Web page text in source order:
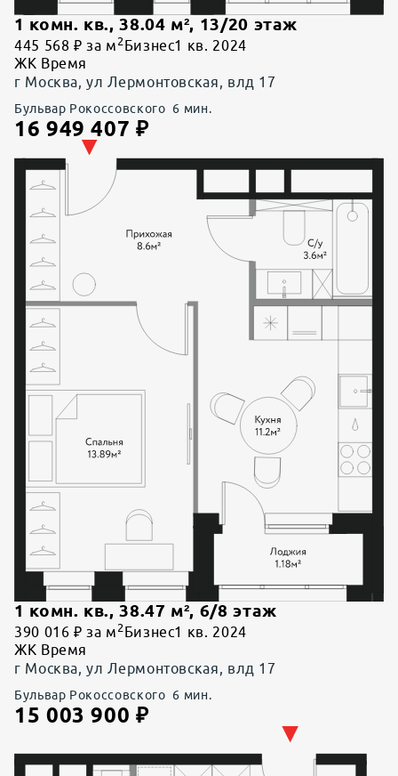
1 комн. кв., 38.04 м², 13/20 этаж
445 568 ₽ за м 2 Бизнес1 кв. 2024
ЖК Время
г Москва, ул Лермонтовская, влд 17
Бульвар Рокоссовского 6 мин.
16 949 407 ₽
1 комн. кв., 38.47 м², 6/8 этаж
390 016 ₽ за м 2 Бизнес1 кв. 2024
ЖК Время
г Москва, ул Лермонтовская, влд 17
Бульвар Рокоссовского 6 мин.
15 003 900 ₽